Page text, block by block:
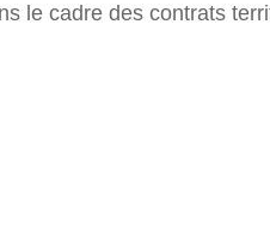
le cadre des contrats